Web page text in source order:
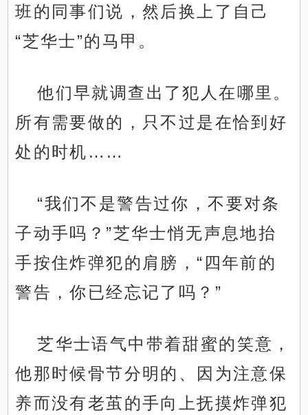
班的同事们说，然后换上了自己
“芝华士”的马甲。
他们早就调查出了犯人在哪里。
所有需要做的，只不过是在恰到好
处的时机……
“我们不是警告过你，不要对条
子动手吗？”芝华士悄无声息地抬
手按住炸弹犯的肩膀，“四年前的
警告，你已经忘记了吗？”
芝华士语气中带着甜蜜的笑意，
他那时候骨节分明的、因为注意保
养而没有老茧的手向上抚摸炸弹犯